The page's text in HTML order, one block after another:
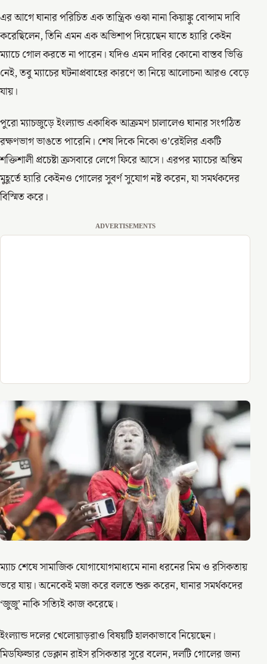
এর আগে ঘানার পরিচিত এক তান্ত্রিক ওঝা নানা কিয়াঙ্কু বোন্সাম দাবি
করেছিলেন, তিনি এমন এক অভিশাপ দিয়েছেন যাতে হ্যারি কেইন
ম্যাচে গোল করতে না পারেন। যদিও এমন দাবির কোনো বাস্তব ভিত্তি
নেই, তবু ম্যাচের ঘটনাপ্রবাহের কারণে তা নিয়ে আলোচনা আরও বেড়ে
যায়।
পুরো ম্যাচজুড়ে ইংল্যান্ড একাধিক আক্রমণ চালালেও ঘানার সংগঠিত
রক্ষণভাগ ভাঙতে পারেনি। শেষ দিকে নিকো ও’রেইলির একটি
শক্তিশালী প্রচেষ্টা ক্রসবারে লেগে ফিরে আসে। এরপর ম্যাচের অন্তিম
মুহূর্তে হ্যারি কেইনও গোলের সুবর্ণ সুযোগ নষ্ট করেন, যা সমর্থকদের
বিস্মিত করে।
ADVERTISEMENTS
ম্যাচ শেষে সামাজিক যোগাযোগমাধ্যমে নানা ধরনের মিম ও রসিকতায়
ভরে যায়। অনেকেই মজা করে বলতে শুরু করেন, ঘানার সমর্থকদের
‘জুজু’ নাকি সত্যিই কাজ করেছে।
ইংল্যান্ড দলের খেলোয়াড়রাও বিষয়টি হালকাভাবে নিয়েছেন।
মিডফিল্ডার ডেক্লান রাইস রসিকতার সুরে বলেন, দলটি গোলের জন্য